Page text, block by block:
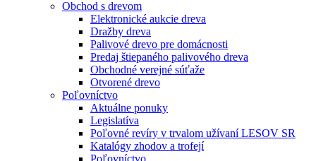
Obchod s drevom
Elektronické aukcie dreva
Dražby dreva
Palivové drevo pre domácnosti
Predaj štiepaného palivového dreva
Obchodné verejné súťaže
Otvorené drevo
Poľovníctvo
Aktuálne ponuky
Legislatíva
Poľovné revíry v trvalom užívaní LESOV SR
Katalógy zhodov a trofejí
Poľovníctvo